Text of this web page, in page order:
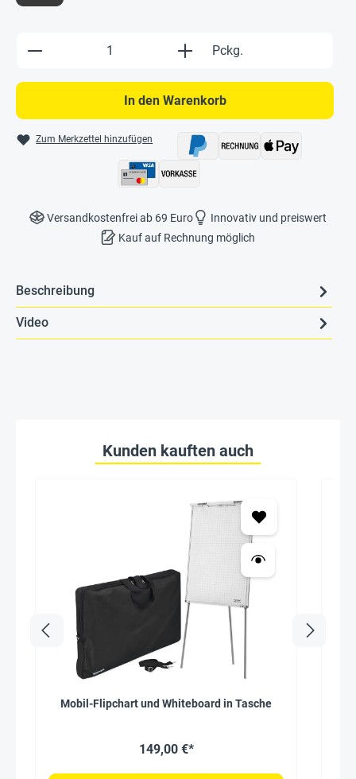
Produkt Anzahl: Gib den gewünschten
Pckg.
In den Warenkorb
Zum Merkzettel hinzufügen
Versandkostenfrei ab 69 Euro
Innovativ und preiswert
Kauf auf Rechnung möglich
Beschreibung
Video
Kunden kauften auch
Mobil-Flipchart und Whiteboard in Tasche
149,00 €*